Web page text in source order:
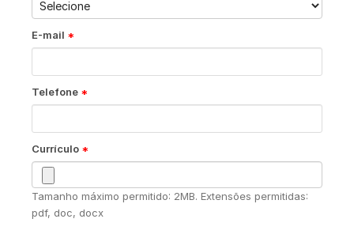
E-mail
Telefone
Currículo
Tamanho máximo permitido: 2MB. Extensões permitidas:
pdf, doc, docx